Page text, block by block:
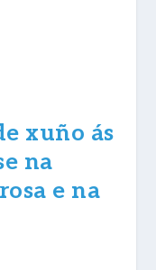
xuño ás
na
e na